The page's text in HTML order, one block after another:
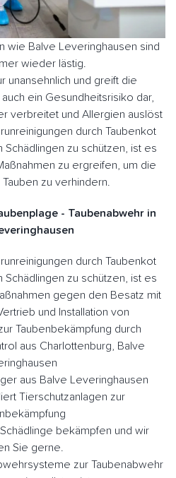
wie Balve Leveringhausen sind
wieder lästig.
unansehnlich und greift die
ein Gesundheitsrisiko dar,
verbreitet und Allergien auslöst
durch Taubenkot
zu schützen, ist es
zu ergreifen, um die
zu verhindern.
- Taubenabwehr in
durch Taubenkot
zu schützen, ist es
gegen den Besatz mit
und Installation von
Taubenbekämpfung durch
aus Charlottenburg, Balve
aus Balve Leveringhausen
Tierschutzanlagen zur
bekämpfen und wir
Sie gerne.
zur Taubenabwehr